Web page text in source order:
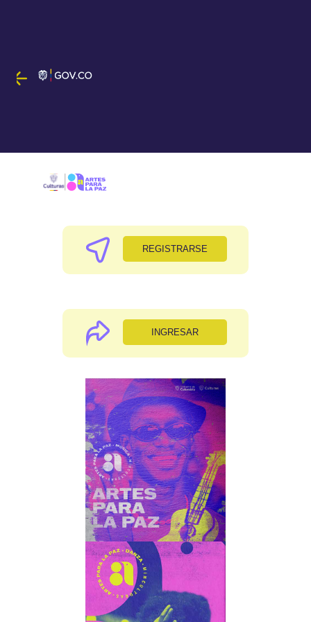
REGISTRARSE
INGRESAR